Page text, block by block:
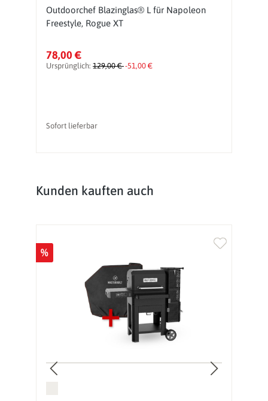
Outdoorchef Blazinglas® L für Napoleon
Freestyle, Rogue XT
78,00 €
Ursprünglich: 129,00 €-51,00 €
Sofort lieferbar
Produktgalerie überspringen
Kunden kauften auch
%